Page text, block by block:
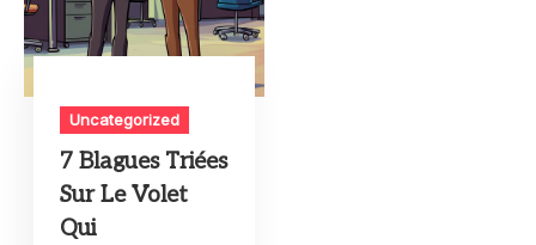
Uncategorized
7 Blagues Triées
Sur Le Volet
Qui